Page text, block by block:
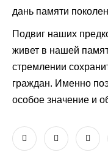
дань памяти
Подвиг наших
живет в нашей
стремлении
граждан. Именно
особое значение и